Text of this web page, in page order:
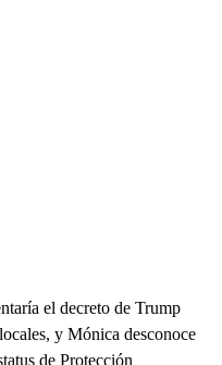
el decreto de Trump
y Mónica desconoce
de Protección